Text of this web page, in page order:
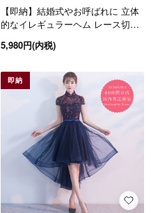
【即納】結婚式やお呼ばれに 立体
的なイレギュラーヘム レース切り
替えワンピース/XLサイズ
5,980円(内税)
即納